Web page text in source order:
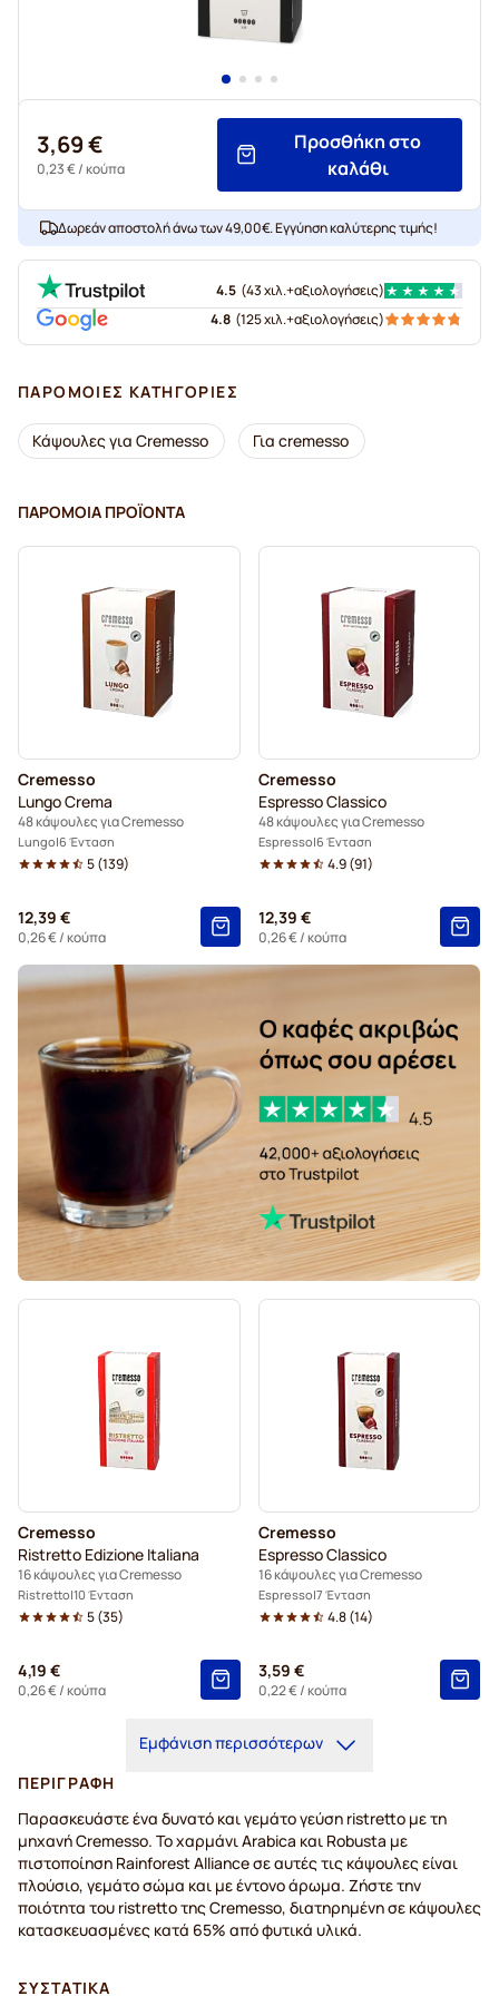
3,69 €
0,23 €/ κούπα
Προσθήκη στο
καλάθι
Δωρεάν αποστολή άνω των 49,00€. Εγγύηση καλύτερης τιμής!
4.5 (43 χιλ.+αξιολογήσεις)
4.8 (125 χιλ.+αξιολογήσεις)
ΠΑΡΌΜΟΙΕΣ ΚΑΤΗΓΟΡΊΕΣ
Κάψουλες για Cremesso Για cremesso
ΠΑΡΌΜΟΙΑ ΠΡΟΪΌΝΤΑ
Cremesso
Lungo Crema
48 κάψουλες για Cremesso
Lungo 6 Ένταση
5(139)
12,39 €
0,26 €/ κούπα
Cremesso
Espresso Classico
48 κάψουλες για Cremesso
Espresso 6 Ένταση
4.9(91)
12,39 €
0,26 €/ κούπα
Cremesso
Ristretto Edizione Italiana
16 κάψουλες για Cremesso
Ristretto 10 Ένταση
5(35)
4,19 €
0,26 €/ κούπα
Cremesso
Espresso Classico
16 κάψουλες για Cremesso
Espresso 7 Ένταση
4.8(14)
3,59 €
0,22 €/ κούπα
Εμφάνιση περισσότερων
ΠΕΡΙΓΡΑΦΉ
Παρασκευάστε ένα δυνατό και γεμάτο γεύση ristretto με τη
μηχανή Cremesso. Το χαρμάνι Arabica και Robusta με
πιστοποίηση Rainforest Alliance σε αυτές τις κάψουλες είναι
πλούσιο, γεμάτο σώμα και με έντονο άρωμα. Ζήστε την
ποιότητα του ristrettο της Cremesso, διατηρημένη σε κάψουλες
κατασκευασμένες κατά 65% από φυτικά υλικά.
ΣΥΣΤΑΤΙΚΆ